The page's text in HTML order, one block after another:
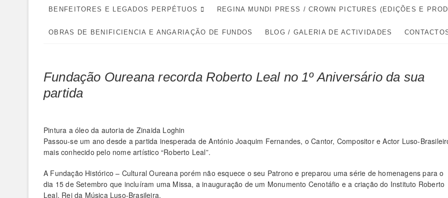
BENFEITORES E LEGADOS PERPÉTUOS REGINA MUNDI PRESS / CROWN PICTURES (EDIÇÕES E
OBRAS DE BENIFICIENCIA E ANGARIAÇÃO DE FUNDOS BLOG / GALERIA DE ACTIVIDADES
Fundação Oureana recorda Roberto Leal no 1º Aniversário da sua
partida
Pintura a óleo da autoria de Zinaida Loghin
Passou-se um ano desde a partida inesperada de António Joaquim Fernandes, o Cantor, Compositor e Actor Luso-
mais conhecido pelo nome artístico “Roberto Leal”.
A Fundação Histórico – Cultural Oureana porém não esquece o seu Patrono e preparou uma série de homenagens para o
dia 15 de Setembro que incluíram uma Missa, a inauguração de um Monumento Cenotáfio e a criação do Instituto Roberto
Leal, Rei da Música Luso-Brasileira.